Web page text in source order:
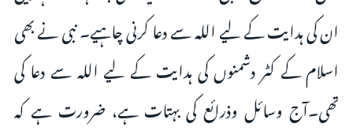
ان کی ہدایت کے لیے اللہ سے دعا کرنی چاہیے۔ نبی نے بھی
اسلام کے کٹر دشمنوں کی ہدایت کے لیے اللہ سے دعا کی
تھی۔آج وسائل وذرائع کی بہتات ہے، ضرورت ہے کہ